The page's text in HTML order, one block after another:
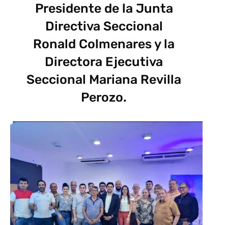
Presidente de la Junta
Directiva Seccional
Ronald Colmenares y la
Directora Ejecutiva
Seccional Mariana Revilla
Perozo.